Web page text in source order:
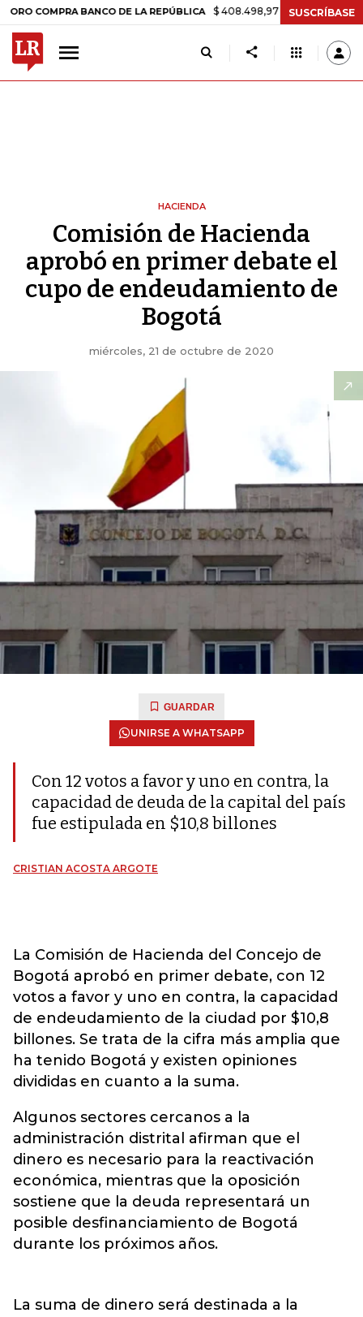
COMPRA BANCO DE LA REPÚBLICA $ 408.498,97 +$ 8.753,81 +2,19%
SUSCRÍBASE
HACIENDA
Comisión de Hacienda
aprobó en primer debate el
cupo de endeudamiento de
Bogotá
miércoles, 21 de octubre de 2020
GUARDAR
UNIRSE A WHATSAPP
Con 12 votos a favor y uno en contra, la
capacidad de deuda de la capital del país
fue estipulada en $10,8 billones
CRISTIAN ACOSTA ARGOTE
La Comisión de Hacienda del Concejo de
Bogotá aprobó en primer debate, con 12
votos a favor y uno en contra, la capacidad
de endeudamiento de la ciudad por $10,8
billones. Se trata de la cifra más amplia que
ha tenido Bogotá y existen opiniones
divididas en cuanto a la suma.
Algunos sectores cercanos a la
administración distrital afirman que el
dinero es necesario para la reactivación
económica, mientras que la oposición
sostiene que la deuda representará un
posible desfinanciamiento de Bogotá
durante los próximos años.
La suma de dinero será destinada a la